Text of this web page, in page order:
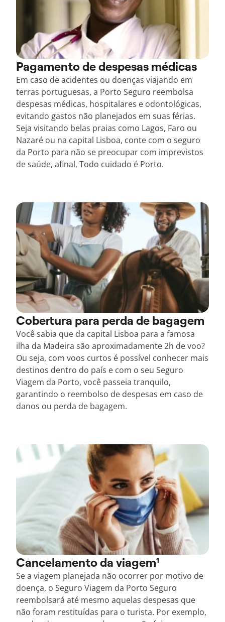
Pagamento de despesas médicas
Em caso de acidentes ou doenças viajando em
terras portuguesas, a Porto Seguro reembolsa
despesas médicas, hospitalares e odontológicas,
evitando gastos não planejados em suas férias.
Seja visitando belas praias como Lagos, Faro ou
Nazaré ou na capital Lisboa, conte com o seguro
da Porto para não se preocupar com imprevistos
de saúde, afinal, Todo cuidado é Porto.
Cobertura para perda de bagagem
Você sabia que da capital Lisboa para a famosa
ilha da Madeira são aproximadamente 2h de voo?
Ou seja, com voos curtos é possível conhecer mais
destinos dentro do país e com o seu Seguro
Viagem da Porto, você passeia tranquilo,
garantindo o reembolso de despesas em caso de
danos ou perda de bagagem.
Cancelamento da viagem¹
Se a viagem planejada não ocorrer por motivo de
doença, o Seguro Viagem da Porto Seguro
reembolsará até mesmo aquelas despesas que
não foram restituídas para o turista. Por exemplo,